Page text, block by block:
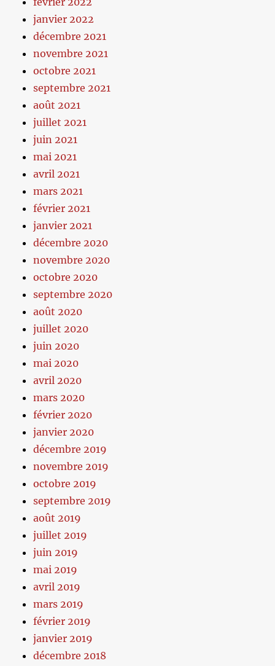
janvier 2022
décembre 2021
novembre 2021
octobre 2021
septembre 2021
août 2021
juillet 2021
juin 2021
mai 2021
avril 2021
mars 2021
février 2021
janvier 2021
décembre 2020
novembre 2020
octobre 2020
septembre 2020
août 2020
juillet 2020
juin 2020
mai 2020
avril 2020
mars 2020
février 2020
janvier 2020
décembre 2019
novembre 2019
octobre 2019
septembre 2019
août 2019
juillet 2019
juin 2019
mai 2019
avril 2019
mars 2019
février 2019
janvier 2019
décembre 2018